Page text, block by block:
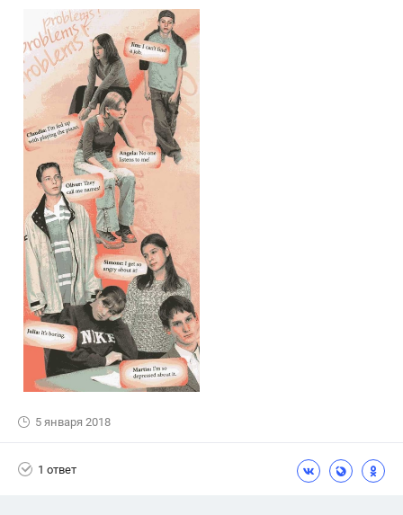
5 января 2018
1 ответ